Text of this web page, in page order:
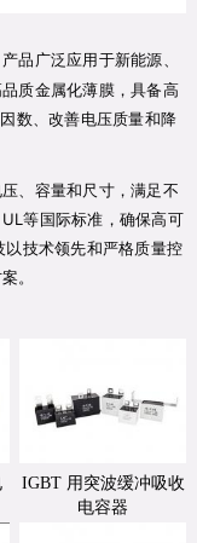
品广泛应用于新能源、
质金属化薄膜，具备高
数、改善电压质量和降
、容量和尺寸，满足不
等国际标准，确保高可
技术领先和严格质量控
。
IGBT 用突波缓冲吸收
电容器